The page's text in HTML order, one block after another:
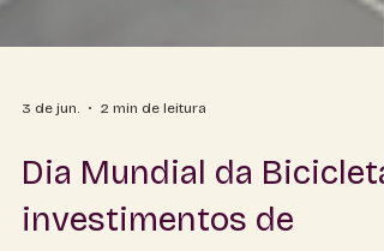
3 de jun. 2 min de leitura
Dia Mundial da Bicicleta: